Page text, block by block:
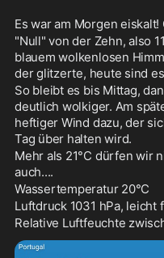
Es war am Morgen
"Null" von der Zehn, also
blauem wolkenlosen
der glitzerte, heute sind
So bleibt es bis Mittag,
deutlich wolkiger. Am
heftiger Wind dazu, der
Tag über halten wird.
Mehr als 21°C dürfen wir
auch....
Wassertemperatur 20°C
Luftdruck 1031 hPa, leicht
Relative Luftfeuchte